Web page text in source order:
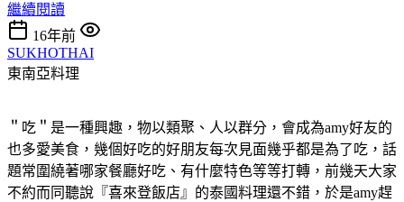
繼續閱讀
16年前
SUKHOTHAI
東南亞料理
＂吃＂是一種興趣，物以類聚、人以群分，會成為amy好友的
也多愛美食，幾個好吃的好朋友每次見面幾乎都是為了吃，話
題常圍繞著哪家餐廳好吃、有什麼特色等等打轉，前幾天大家
不約而同聽說『喜來登飯店』的泰國料理還不錯，於是amy趕